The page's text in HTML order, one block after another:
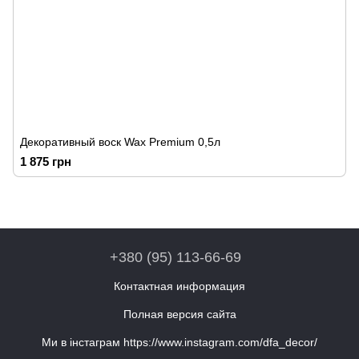
Декоративный воск Wax Premium 0,5л
1 875 грн
+380 (95) 113-66-69
Контактная информация
Полная версия сайта
Ми в інстаграм https://www.instagram.com/dfa_decor/